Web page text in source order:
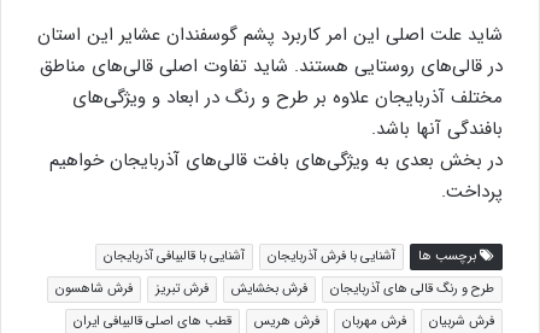
شاید علت اصلی این امر کاربرد پشم گوسفندان عشایر این استان
در قالی‌های روستایی هستند. شاید تفاوت اصلی قالی‌های مناطق
مختلف آذربایجان علاوه بر طرح و رنگ در ابعاد و ویژگی‌های
بافندگی آنها باشد.
در بخش بعدی به ویژگی‌های بافت قالی‌های آذربایجان خواهیم
پرداخت.
برچسب ها آشنایی با فرش آذربایجان
آشنایی با قالیبافی آذربایجان
طرح و رنگ قالی های آذربایجان
فرش بخشایش فرش تبریز
فرش شاهسون
فرش شربیان
فرش مهربان فرش هریس
قطب های اصلی قالیبافی ایران